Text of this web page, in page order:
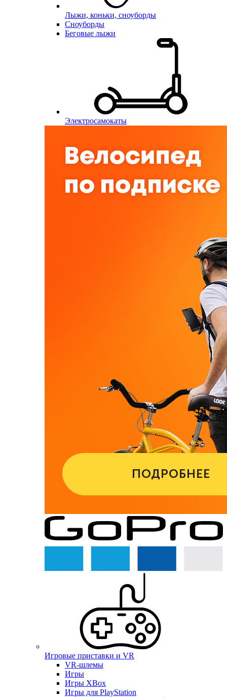
Лыжи, коньки, сноуборды
Сноуборды
Беговые лыжи
Электросамокаты
Игровые приставки и VR
VR-шлемы
Игры
Игры XBox
Игры для PlayStation